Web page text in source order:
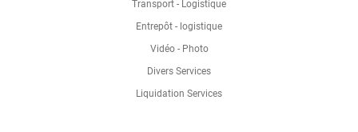
Transport - Logistique
Entrepôt - logistique
Vidéo - Photo
Divers Services
Liquidation Services